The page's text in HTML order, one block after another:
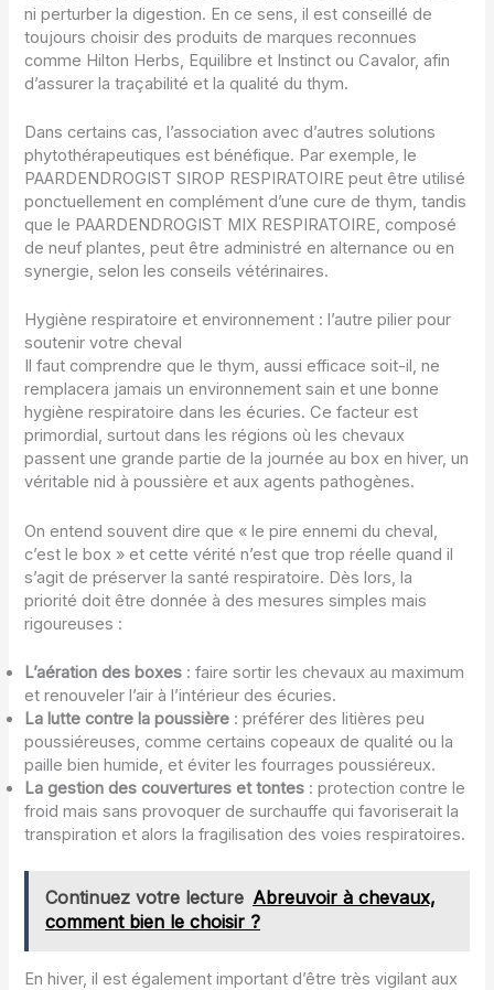
ni perturber la digestion. En ce sens, il est conseillé de
toujours choisir des produits de marques reconnues
comme Hilton Herbs, Equilibre et Instinct ou Cavalor, afin
d’assurer la traçabilité et la qualité du thym.
Dans certains cas, l’association avec d’autres solutions
phytothérapeutiques est bénéfique. Par exemple, le
PAARDENDROGIST SIROP RESPIRATOIRE peut être utilisé
ponctuellement en complément d’une cure de thym, tandis
que le PAARDENDROGIST MIX RESPIRATOIRE, composé
de neuf plantes, peut être administré en alternance ou en
synergie, selon les conseils vétérinaires.
Hygiène respiratoire et environnement : l’autre pilier pour
soutenir votre cheval
Il faut comprendre que le thym, aussi efficace soit-il, ne
remplacera jamais un environnement sain et une bonne
hygiène respiratoire dans les écuries. Ce facteur est
primordial, surtout dans les régions où les chevaux
passent une grande partie de la journée au box en hiver, un
véritable nid à poussière et aux agents pathogènes.
On entend souvent dire que « le pire ennemi du cheval,
c’est le box » et cette vérité n’est que trop réelle quand il
s’agit de préserver la santé respiratoire. Dès lors, la
priorité doit être donnée à des mesures simples mais
rigoureuses :
L’aération des boxes : faire sortir les chevaux au maximum
et renouveler l’air à l’intérieur des écuries.
La lutte contre la poussière : préférer des litières peu
poussiéreuses, comme certains copeaux de qualité ou la
paille bien humide, et éviter les fourrages poussiéreux.
La gestion des couvertures et tontes : protection contre le
froid mais sans provoquer de surchauffe qui favoriserait la
transpiration et alors la fragilisation des voies respiratoires.
Continuez votre lecture Abreuvoir à chevaux,
comment bien le choisir ?
En hiver, il est également important d’être très vigilant aux